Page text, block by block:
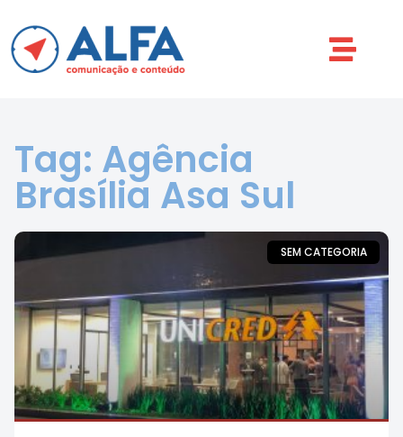
Tag: Agência
Brasília Asa Sul
SEM CATEGORIA